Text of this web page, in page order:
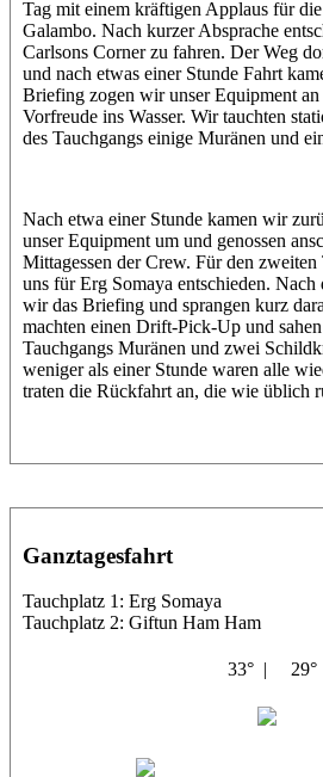
Tag mit einem kräftigen Applaus für
Galambo. Nach kurzer Absprache
Carlsons Corner zu fahren. Der Weg
und nach etwas einer Stunde Fahrt
Briefing zogen wir unser Equipment
Vorfreude ins Wasser. Wir tauchten
des Tauchgangs einige Muränen und
Nach etwa einer Stunde kamen wir
unser Equipment um und genossen
Mittagessen der Crew. Für den
uns für Erg Somaya entschieden. Nach
wir das Briefing und sprangen kurz
machten einen Drift-Pick-Up und
Tauchgangs Muränen und zwei
weniger als einer Stunde waren alle
traten die Rückfahrt an, die wie üblich
Ganztagesfahrt
Tauchplatz 1: Erg Somaya
Tauchplatz 2: Giftun Ham Ham
33° | 29°